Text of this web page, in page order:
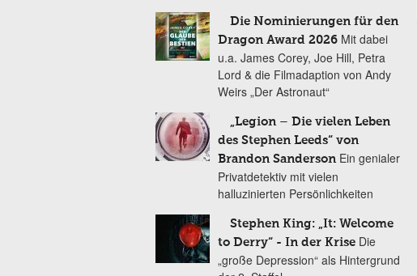
Die Nominierungen für den
Dragon Award 2026 Mit dabei
u.a. James Corey, Joe Hill, Petra
Lord & die Filmadaption von Andy
Weirs „Der Astronaut“
„Legion – Die vielen Leben
des Stephen Leeds“ von
Brandon Sanderson Ein genialer
Privatdetektiv mit vielen
halluzinierten Persönlichkeiten
Stephen King: „It: Welcome
to Derry“ - In der Krise Die
„große Depression“ als Hintergrund